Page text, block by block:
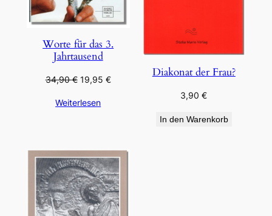
Worte für das 3.
Jahrtausend
34,90€ Ursprünglicher
war:
19,95 €Aktueller
Weiterlesen
Diakonat der Frau?
3,90€
In den Warenkorb